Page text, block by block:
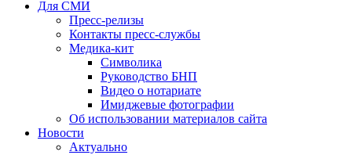
Для СМИ
Пресс-релизы
Контакты пресс-службы
Медика-кит
Символика
Руководство БНП
Видео о нотариате
Имиджевые фотографии
Об использовании материалов сайта
Новости
Актуально